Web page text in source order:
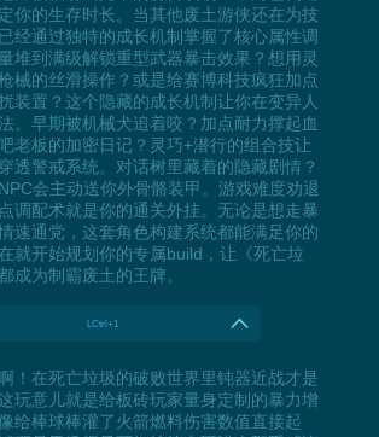
你的生存时长。当其他废土游侠还在为技
经通过独特的成长机制掌握了核心属性调
堆到满级解锁重型武器暴击效果？想用灵
械的丝滑操作？或是给赛博科技疯狂加点
装置？这个隐藏的成长机制让你在变异人
。早期被机械犬追着咬？加点耐力撑起血
老板的加密日记？灵巧+潜行的组合技让
透警戒系统。对话树里藏着的隐藏剧情？
会主动送你外骨骼装甲。游戏难度劝退
调配术就是你的通关外挂。无论是想走暴
速通党，这套角色构建系统都能满足你的
就开始规划你的专属build，让《死亡垃
成为制霸废土的王牌。
LCtrl+1
！在死亡垃圾的破败世界里钝器近战才是
玩意儿就是给板砖玩家量身定制的暴力增
给棒球棒灌了火箭燃料伤害数值直接起